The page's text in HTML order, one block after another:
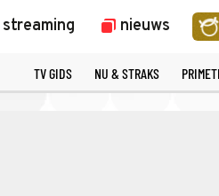
streaming nieuws
TV GIDS NU & STRAKS